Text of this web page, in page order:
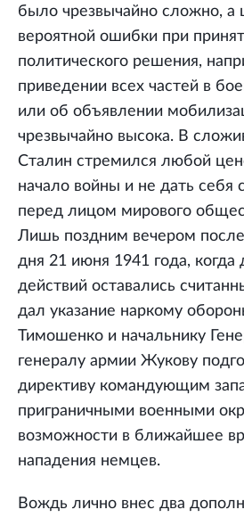
было чрезвычайно сложно, а
вероятной ошибки при
политического решения,
приведении всех частей в
или об объявлении
чрезвычайно высока. В
Сталин стремился любой
начало войны и не дать себя
перед лицом мирового
Лишь поздним вечером
дня 21 июня 1941 года, когда
действий оставались
дал указание наркому
Тимошенко и начальнику
генералу армии Жукову
директиву командующим
приграничными военными
возможности в ближайшее
нападения немцев.
Вождь лично внес два